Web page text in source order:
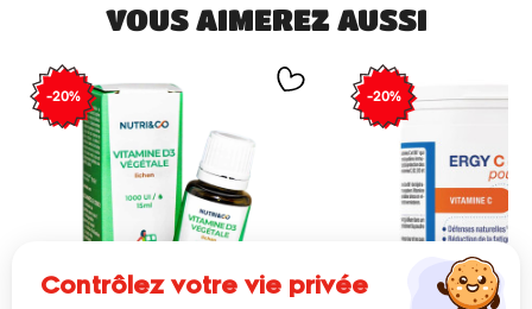
VOUS AIMEREZ AUSSI
-20% -20%
contrôlez votre vie privée